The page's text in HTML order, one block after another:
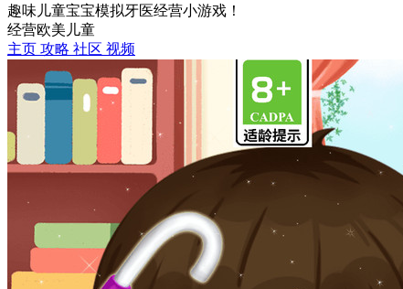
趣味儿童宝宝模拟牙医经营小游戏！
经营欧美 儿童
主页 攻略 社区 视频